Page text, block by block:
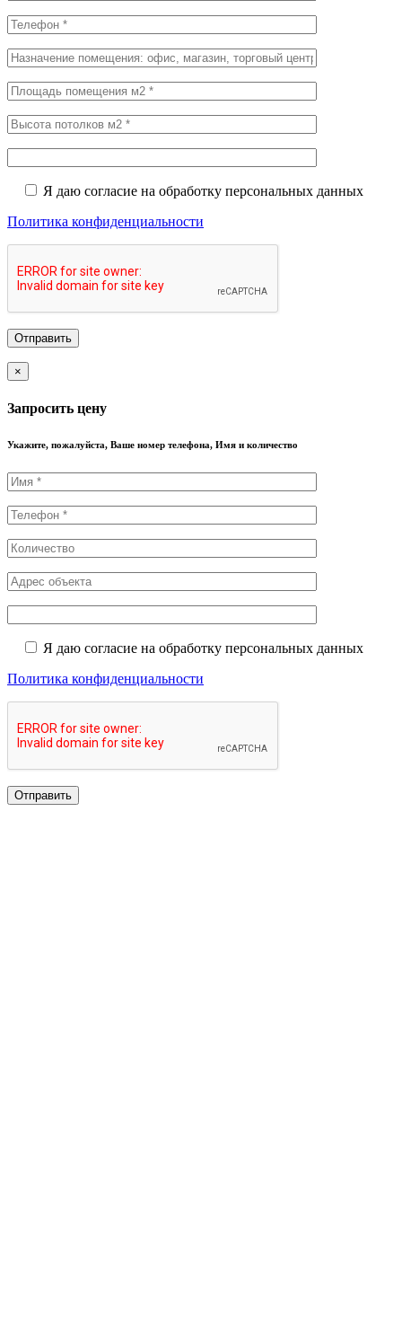
Я даю согласие на обработку персональных данных
Политика конфиденциальности
×
Запросить цену
Укажите, пожалуйста, Ваше номер телефона, Имя и количество
Я даю согласие на обработку персональных данных
Политика конфиденциальности